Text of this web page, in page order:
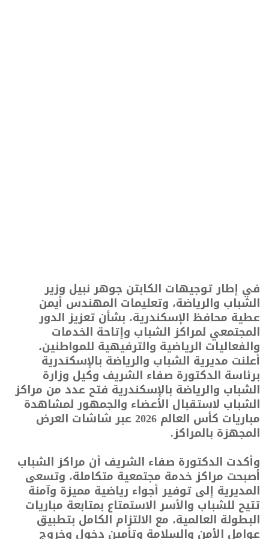
في إطار توجيهات الكابتن جوهر نبيل وزير
الشباب والرياضة، وتعليمات المهندس أيمن
عطية محافظ الإسكندرية، بشأن تعزيز الدور
المجتمعي لمراكز الشباب وإتاحة الخدمات
والفعاليات الرياضية والترفيهية للمواطنين،
أعلنت مديرية الشباب والرياضة بالإسكندرية
برئاسة الدكتورة صفاء الشريف وكيل وزارة
الشباب والرياضة بالإسكندرية فتح عدد من مراكز
الشباب لاستقبال الأعضاء والجمهور لمشاهدة
مباريات كأس العالم 2026 عبر شاشات العرض
المجهزة بالمراكز.
وأكدت الدكتورة صفاء الشريف أن مراكز الشباب
أصبحت مراكز خدمة مجتمعية متكاملة، وتسعى
المديرية إلى توفير أجواء رياضية مميزة وآمنة
تتيح للشباب والأسر الاستمتاع بمتابعة مباريات
البطولة العالمية، مع الالتزام الكامل بتطبيق
عوامل الأمن والسلامة وتأمين دخول وخروج